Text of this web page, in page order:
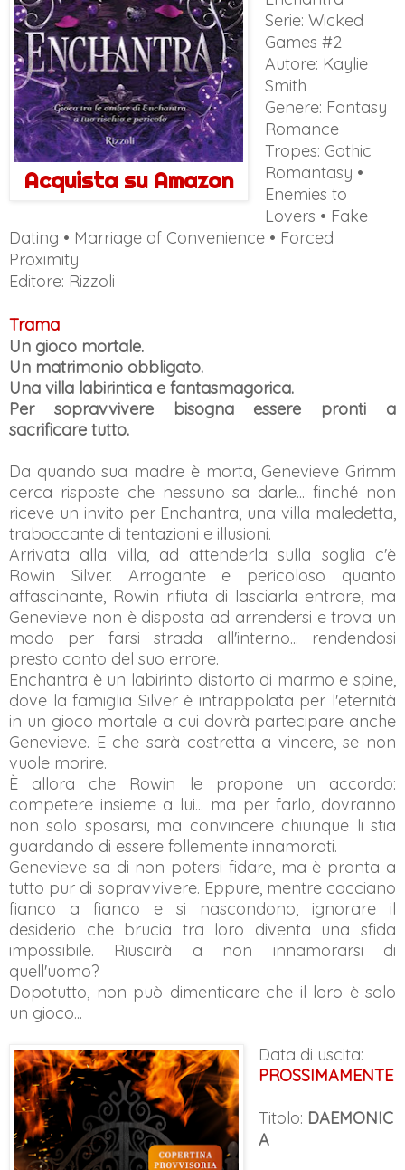
Acquista su Amazon
Serie: Wicked
Games #2
Autore: Kaylie
Smith
Genere: Fantasy
Romance
Tropes: Gothic
Romantasy •
Enemies to
Lovers • Fake
Dating • Marriage of Convenience • Forced
Proximity
Editore: Rizzoli
Trama
Un gioco mortale.
Un matrimonio obbligato.
Una villa labirintica e fantasmagorica.
Per sopravvivere bisogna essere pronti a
sacrificare tutto.
Da quando sua madre è morta, Genevieve Grimm
cerca risposte che nessuno sa darle... finché non
riceve un invito per Enchantra, una villa maledetta,
traboccante di tentazioni e illusioni.
Arrivata alla villa, ad attenderla sulla soglia c'è
Rowin Silver. Arrogante e pericoloso quanto
affascinante, Rowin rifiuta di lasciarla entrare, ma
Genevieve non è disposta ad arrendersi e trova un
modo per farsi strada all'interno... rendendosi
presto conto del suo errore.
Enchantra è un labirinto distorto di marmo e spine,
dove la famiglia Silver è intrappolata per l'eternità
in un gioco mortale a cui dovrà partecipare anche
Genevieve. E che sarà costretta a vincere, se non
vuole morire.
È allora che Rowin le propone un accordo:
competere insieme a lui... ma per farlo, dovranno
non solo sposarsi, ma convincere chiunque li stia
guardando di essere follemente innamorati.
Genevieve sa di non potersi fidare, ma è pronta a
tutto pur di sopravvivere. Eppure, mentre cacciano
fianco a fianco e si nascondono, ignorare il
desiderio che brucia tra loro diventa una sfida
impossibile. Riuscirà a non innamorarsi di
quell'uomo?
Dopotutto, non può dimenticare che il loro è solo
un gioco...
Data di uscita:
PROSSIMAMENTE
Titolo: DAEMONIC
A